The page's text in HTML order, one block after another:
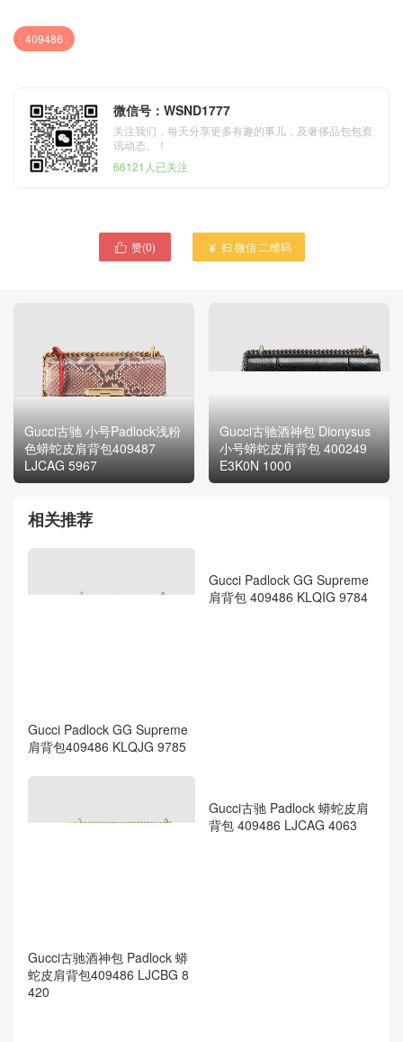
409486
微信号：WSND1777
关注我们，每天分享更多有趣的事儿，及奢侈品包包资
讯动态。！
66121人已关注
 赞(0)  扫 微信 二维码
Gucci古驰 小号Padlock浅粉
色蟒蛇皮肩背包409487
LJCAG 5967
Gucci古驰酒神包 Dionysus
小号蟒蛇皮肩背包 400249
E3K0N 1000
相关推荐
Gucci Padlock GG Supreme
肩背包409486 KLQJG 9785
Gucci古驰酒神包 Padlock 蟒
蛇皮肩背包409486 LJCBG 8
420
Gucci古驰 Padlock 蟒蛇皮肩
背包 409486 LJCAG 4063